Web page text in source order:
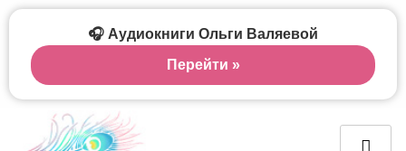
🎧 Аудиокниги Ольги Валяевой
Перейти »